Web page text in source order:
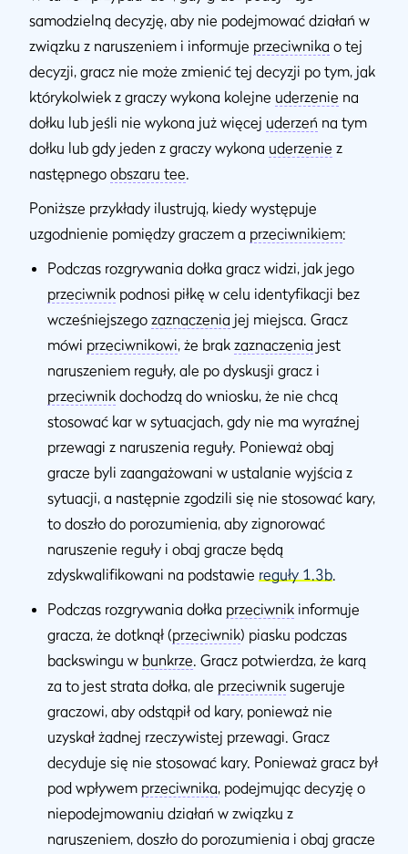
samodzielną decyzję, aby nie podejmować działań w
związku z naruszeniem i informuje przeciwnika o tej
decyzji, gracz nie może zmienić tej decyzji po tym, jak
którykolwiek z graczy wykona kolejne uderzenie na
dołku lub jeśli nie wykona już więcej uderzeń na tym
dołku lub gdy jeden z graczy wykona uderzenie z
następnego obszaru tee.
Poniższe przykłady ilustrują, kiedy występuje
uzgodnienie pomiędzy graczem a przeciwnikiem:
Podczas rozgrywania dołka gracz widzi, jak jego
przeciwnik podnosi piłkę w celu identyfikacji bez
wcześniejszego zaznaczenia jej miejsca. Gracz
mówi przeciwnikowi, że brak zaznaczenia jest
naruszeniem reguły, ale po dyskusji gracz i
przeciwnik dochodzą do wniosku, że nie chcą
stosować kar w sytuacjach, gdy nie ma wyraźnej
przewagi z naruszenia reguły. Ponieważ obaj
gracze byli zaangażowani w ustalanie wyjścia z
sytuacji, a następnie zgodzili się nie stosować kary,
to doszło do porozumienia, aby zignorować
naruszenie reguły i obaj gracze będą
zdyskwalifikowani na podstawie reguły 1.3b.
Podczas rozgrywania dołka przeciwnik informuje
gracza, że ​​dotknął (przeciwnik) piasku podczas
backswingu w bunkrze. Gracz potwierdza, że karą
za ​​to jest strata dołka, ale przeciwnik sugeruje
graczowi, aby odstąpił od kary, ponieważ nie
uzyskał żadnej rzeczywistej przewagi. Gracz
decyduje się nie stosować kary. Ponieważ gracz był
pod wpływem przeciwnika, podejmując decyzję o
niepodejmowaniu działań w związku z
naruszeniem, doszło do porozumienia i obaj gracze